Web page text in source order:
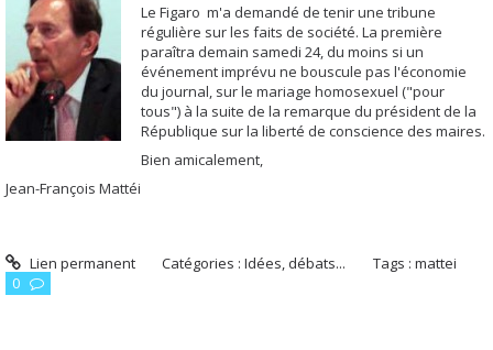
Le Figaro m'a demandé de tenir une tribune
régulière sur les faits de société. La première
paraîtra demain samedi 24, du moins si un
événement imprévu ne bouscule pas l'économie
du journal, sur le mariage homosexuel ("pour
tous") à la suite de la remarque du président de la
République sur la liberté de conscience des maires.
Bien amicalement,
Jean-François Mattéi
Lien permanent Catégories :Idées, débats... Tags :mattei
0